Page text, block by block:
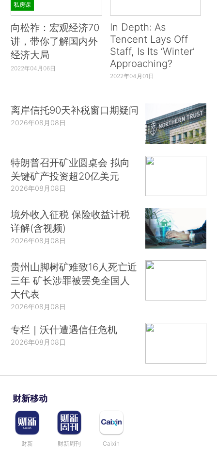
私房课
向松祚：宏观经济70
讲，带你了解国内外
经济大局
2022年04月06日
In Depth: As
Tencent Lays Off
Staff, Is Its ‘Winter’
Approaching?
2022年04月01日
离岸信托90天补税窗口期疑问
2026年08月08日
特朗普召开矿业圆桌会 拟向
关键矿产投资超20亿美元
2026年08月08日
境外收入征税 保险收益计税
详解(含视频)
2026年08月08日
贵州山脚树矿难致16人死亡近
三年 矿长涉罪被罢免全国人
大代表
2026年08月08日
专栏｜沃什遭遇信任危机
2026年08月08日
财新移动
财新 财新周刊 Caixin